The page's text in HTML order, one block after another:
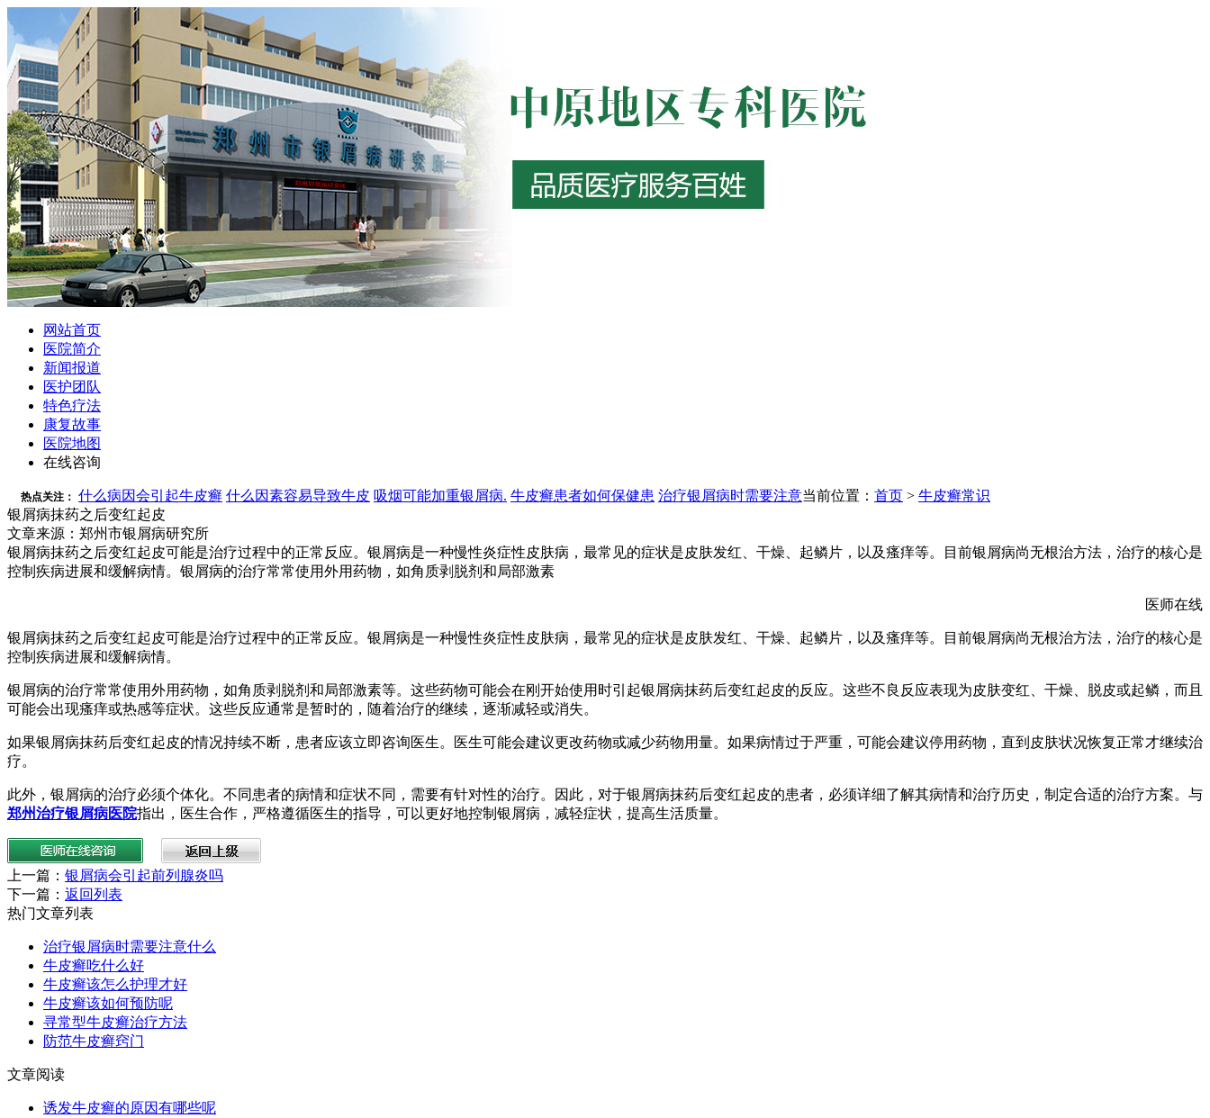
网站首页
医院简介
新闻报道
医护团队
特色疗法
康复故事
医院地图
在线咨询
热点关注： 什么病因会引起牛皮癣 什么因素容易导致牛皮 吸烟可能加重银屑病. 牛皮癣患者如何保健患 治疗银屑病时需要注意当前位置： 首页 > 牛皮癣常识
银屑病抹药之后变红起皮
文章来源：郑州市银屑病研究所
银屑病抹药之后变红起皮可能是治疗过程中的正常反应。银屑病是一种慢性炎症性皮肤病，最常见的症状是皮肤发红、干燥、起鳞片，以及瘙痒等。目前银屑病尚无根治方法，治疗的核心是
控制疾病进展和缓解病情。银屑病的治疗常常使用外用药物，如角质剥脱剂和局部激素
医师在线
银屑病抹药之后变红起皮可能是治疗过程中的正常反应。银屑病是一种慢性炎症性皮肤病，最常见的症状是皮肤发红、干燥、起鳞片，以及瘙痒等。目前银屑病尚无根治方法，治疗的核心是
控制疾病进展和缓解病情。
银屑病的治疗常常使用外用药物，如角质剥脱剂和局部激素等。这些药物可能会在刚开始使用时引起银屑病抹药后变红起皮的反应。这些不良反应表现为皮肤变红、干燥、脱皮或起鳞，而且
可能会出现瘙痒或热感等症状。这些反应通常是暂时的，随着治疗的继续，逐渐减轻或消失。
如果银屑病抹药后变红起皮的情况持续不断，患者应该立即咨询医生。医生可能会建议更改药物或减少药物用量。如果病情过于严重，可能会建议停用药物，直到皮肤状况恢复正常才继续治
疗。
此外，银屑病的治疗必须个体化。不同患者的病情和症状不同，需要有针对性的治疗。因此，对于银屑病抹药后变红起皮的患者，必须详细了解其病情和治疗历史，制定合适的治疗方案。与
郑州治疗银屑病医院指出，医生合作，严格遵循医生的指导，可以更好地控制银屑病，减轻症状，提高生活质量。
上一篇： 银屑病会引起前列腺炎吗
下一篇： 返回列表
热门文章列表
治疗银屑病时需要注意什么
牛皮癣吃什么好
牛皮癣该怎么护理才好
牛皮癣该如何预防呢
寻常型牛皮癣治疗方法
防范牛皮癣窍门
文章阅读
诱发牛皮癣的原因有哪些呢